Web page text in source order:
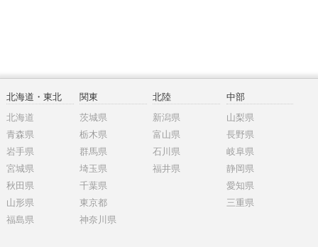
北海道・東北
北海道
青森県
岩手県
宮城県
秋田県
山形県
福島県
関東
茨城県
栃木県
群馬県
埼玉県
千葉県
東京都
神奈川県
北陸
新潟県
富山県
石川県
福井県
中部
山梨県
長野県
岐阜県
静岡県
愛知県
三重県